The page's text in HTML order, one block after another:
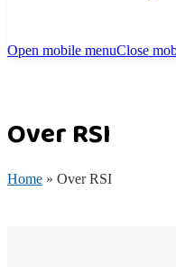
Open mobile menuClose
Over RSI
Home » Over RSI